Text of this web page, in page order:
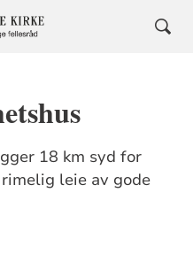
18 km syd for
leie av gode